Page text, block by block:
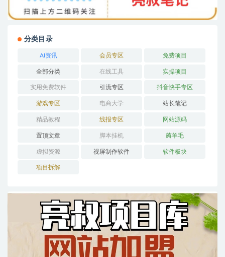
分类目录
AI资讯 会员专区 免费项目
全部分类 在线工具 实操项目
实用免费软件 引流专区 抖音快手专区
游戏专区 电商大学 站长笔记
精品教程 线报专区 网站源码
置顶文章 脚本挂机 薅羊毛
虚拟资源 视屏制作软件 软件板块
项目拆解